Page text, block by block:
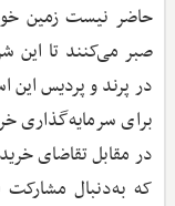
حاضر نیست زمین
صبر می‌کنند تا این
در پرند و پردیس
برای سرمایه‌گذاری
در مقابل تقاضای